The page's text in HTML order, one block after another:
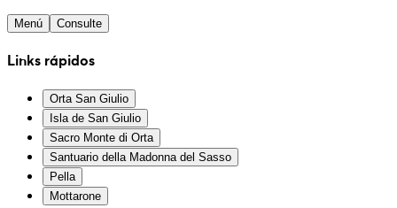
Menú Consulte
Links rápidos
Orta San Giulio
Isla de San Giulio
Sacro Monte di Orta
Santuario della Madonna del Sasso
Pella
Mottarone